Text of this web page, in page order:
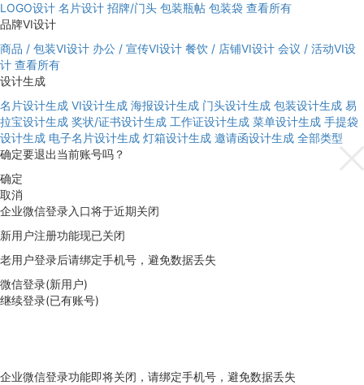
LOGO设计 名片设计 招牌/门头 包装瓶帖 包装袋 查看所有
品牌VI设计
商品 / 包装VI设计 办公 / 宣传VI设计 餐饮 / 店铺VI设计 会议 / 活动VI设
计 查看所有
设计生成
名片设计生成 VI设计生成 海报设计生成 门头设计生成 包装设计生成 易
拉宝设计生成 奖状/证书设计生成 工作证设计生成 菜单设计生成 手提袋
设计生成 电子名片设计生成 灯箱设计生成 邀请函设计生成 全部类型
确定要退出当前账号吗？
确定
取消
企业微信登录入口将于近期关闭
新用户注册功能现已关闭
老用户登录后请绑定手机号，避免数据丢失
微信登录(新用户)
继续登录(已有账号)
企业微信登录功能即将关闭，请绑定手机号，避免数据丢失